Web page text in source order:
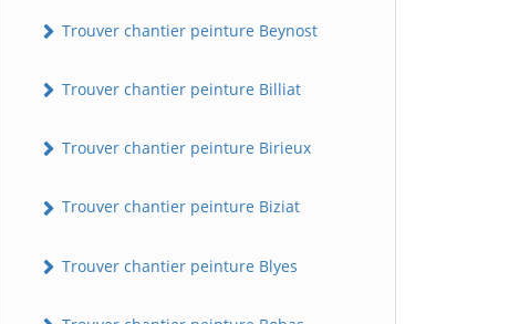
Trouver chantier peinture Beynost
Trouver chantier peinture Billiat
Trouver chantier peinture Birieux
Trouver chantier peinture Biziat
Trouver chantier peinture Blyes